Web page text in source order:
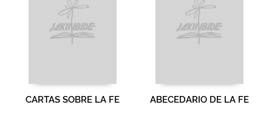
CARTAS SOBRE LA FE ABECEDARIO DE LA FE